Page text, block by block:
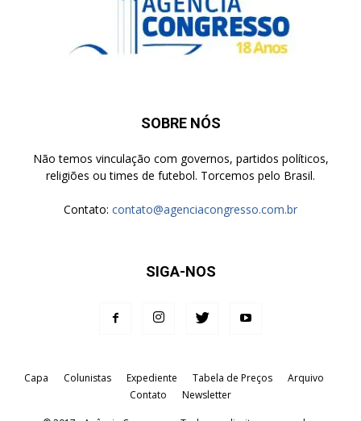
SOBRE NÓS
Não temos vinculação com governos, partidos políticos,
religiões ou times de futebol. Torcemos pelo Brasil.
Contato: contato@agenciacongresso.com.br
SIGA-NOS
Capa Colunistas Expediente Tabela de Preços
Arquivo
Contato
Newsletter